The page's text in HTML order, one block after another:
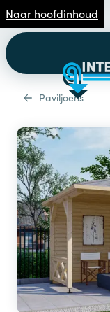
Naar hoofdinhoud
Paviljoens